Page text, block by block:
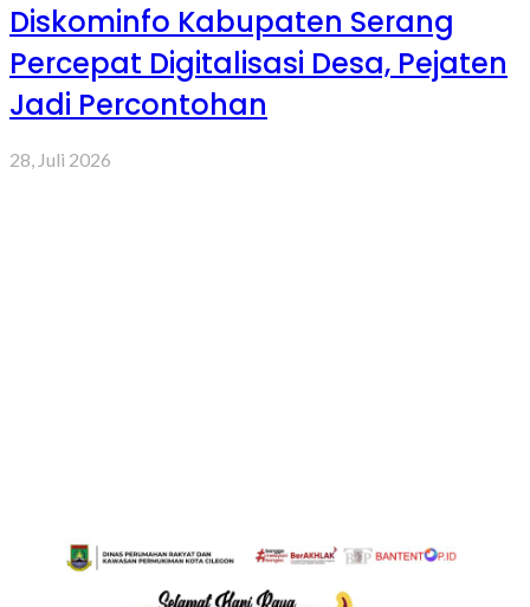
Diskominfo Kabupaten Serang
Percepat Digitalisasi Desa, Pejaten
Jadi Percontohan
28, Juli 2026